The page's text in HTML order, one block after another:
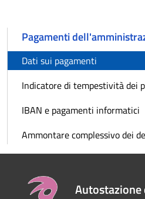
Pagamenti
Dati sui pagamenti
Indicatore di tempestività dei
IBAN e pagamenti informatici
Ammontare complessivo dei